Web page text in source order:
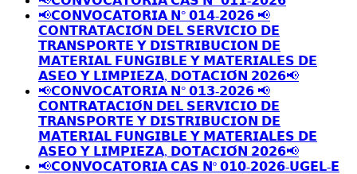
📢𝗖𝗢𝗡𝗩𝗢𝗖𝗔𝗧𝗢𝗥𝗜𝗔 𝗡° 𝟬𝟭𝟰-𝟮𝟬𝟮𝟲 📢
𝗖𝗢𝗡𝗧𝗥𝗔𝗧𝗔𝗖𝗜𝗢́𝗡 𝗗𝗘𝗟 𝗦𝗘𝗥𝗩𝗜𝗖𝗜𝗢 𝗗𝗘
𝗧𝗥𝗔𝗡𝗦𝗣𝗢𝗥𝗧𝗘 𝗬 𝗗𝗜𝗦𝗧𝗥𝗜𝗕𝗨𝗖𝗜𝗢𝗡 𝗗𝗘
𝗠𝗔𝗧𝗘𝗥𝗜𝗔𝗟 𝗙𝗨𝗡𝗚𝗜𝗕𝗟𝗘 𝗬 𝗠𝗔𝗧𝗘𝗥𝗜𝗔𝗟𝗘𝗦 𝗗𝗘
𝗔𝗦𝗘𝗢 𝗬 𝗟𝗜𝗠𝗣𝗜𝗘𝗭𝗔, 𝗗𝗢𝗧𝗔𝗖𝗜𝗢́𝗡 𝟮𝟬𝟮𝟲📢
📢𝗖𝗢𝗡𝗩𝗢𝗖𝗔𝗧𝗢𝗥𝗜𝗔 𝗡° 𝟬𝟭𝟯-𝟮𝟬𝟮𝟲 📢
𝗖𝗢𝗡𝗧𝗥𝗔𝗧𝗔𝗖𝗜𝗢́𝗡 𝗗𝗘𝗟 𝗦𝗘𝗥𝗩𝗜𝗖𝗜𝗢 𝗗𝗘
𝗧𝗥𝗔𝗡𝗦𝗣𝗢𝗥𝗧𝗘 𝗬 𝗗𝗜𝗦𝗧𝗥𝗜𝗕𝗨𝗖𝗜𝗢𝗡 𝗗𝗘
𝗠𝗔𝗧𝗘𝗥𝗜𝗔𝗟 𝗙𝗨𝗡𝗚𝗜𝗕𝗟𝗘 𝗬 𝗠𝗔𝗧𝗘𝗥𝗜𝗔𝗟𝗘𝗦 𝗗𝗘
𝗔𝗦𝗘𝗢 𝗬 𝗟𝗜𝗠𝗣𝗜𝗘𝗭𝗔, 𝗗𝗢𝗧𝗔𝗖𝗜𝗢́𝗡 𝟮𝟬𝟮𝟲📢
📢𝗖𝗢𝗡𝗩𝗢𝗖𝗔𝗧𝗢𝗥𝗜𝗔 𝗖𝗔𝗦 𝗡º 𝟬𝟭𝟬-𝟮𝟬𝟮𝟲-𝗨𝗚𝗘𝗟-𝗘